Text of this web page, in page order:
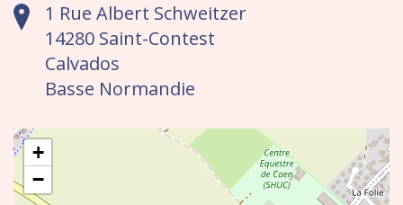
1 Rue Albert Schweitzer
14280 Saint-Contest
Calvados
Basse Normandie
+
−